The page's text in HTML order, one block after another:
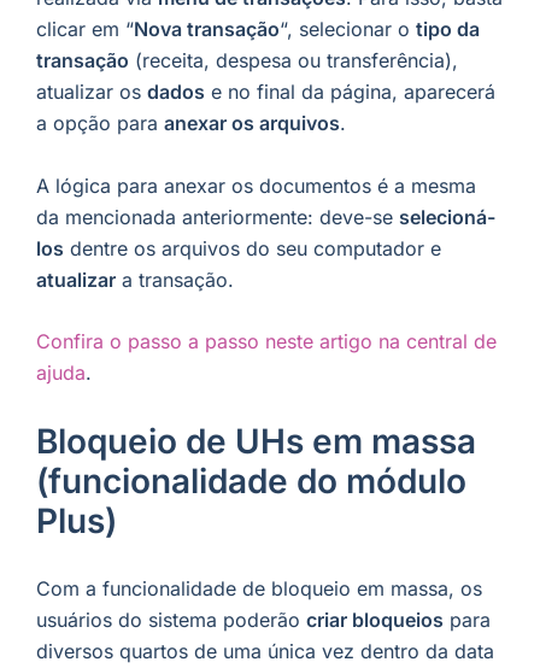
clicar em “Nova transação“, selecionar o tipo da
transação (receita, despesa ou transferência),
atualizar os dados e no final da página, aparecerá
a opção para anexar os arquivos.
A lógica para anexar os documentos é a mesma
da mencionada anteriormente: deve-se selecioná-
los dentre os arquivos do seu computador e
atualizar a transação.
Confira o passo a passo neste artigo na central de
ajuda.
Bloqueio de UHs em massa
(funcionalidade do módulo
Plus)
Com a funcionalidade de bloqueio em massa, os
usuários do sistema poderão criar bloqueios para
diversos quartos de uma única vez dentro da data